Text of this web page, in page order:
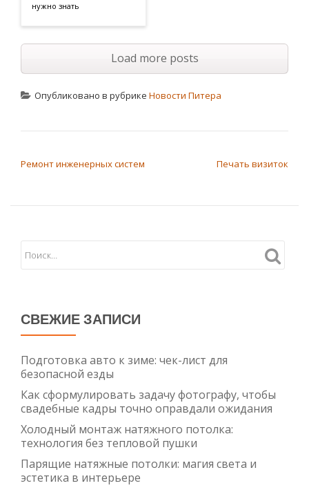
нужно знать
Load more posts
Опубликовано в рубрике Новости Питера
Ремонт инженерных систем Печать визиток
СВЕЖИЕ ЗАПИСИ
Подготовка авто к зиме: чек-лист для
безопасной езды
Как сформулировать задачу фотографу, чтобы
свадебные кадры точно оправдали ожидания
Холодный монтаж натяжного потолка:
технология без тепловой пушки
Парящие натяжные потолки: магия света и
эстетика в интерьере